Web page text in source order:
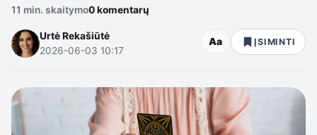
11 min. skaitymo0 komentarų
Urtė Rekašiūtė
2026-06-03 10:17
Aa ĮSIMINTI